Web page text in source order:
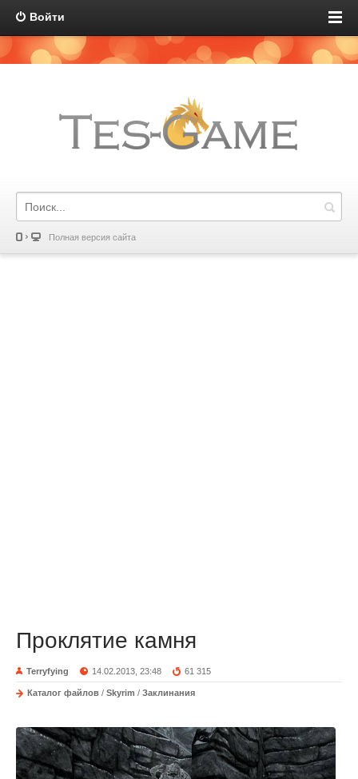
Войти
Полная версия сайта
Проклятие камня
Terryfying 14.02.2013, 23:48 61 315
Каталог файлов / Skyrim / Заклинания